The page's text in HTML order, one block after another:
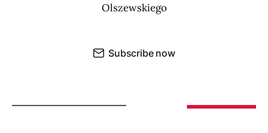
Olszewskiego
Subscribe now